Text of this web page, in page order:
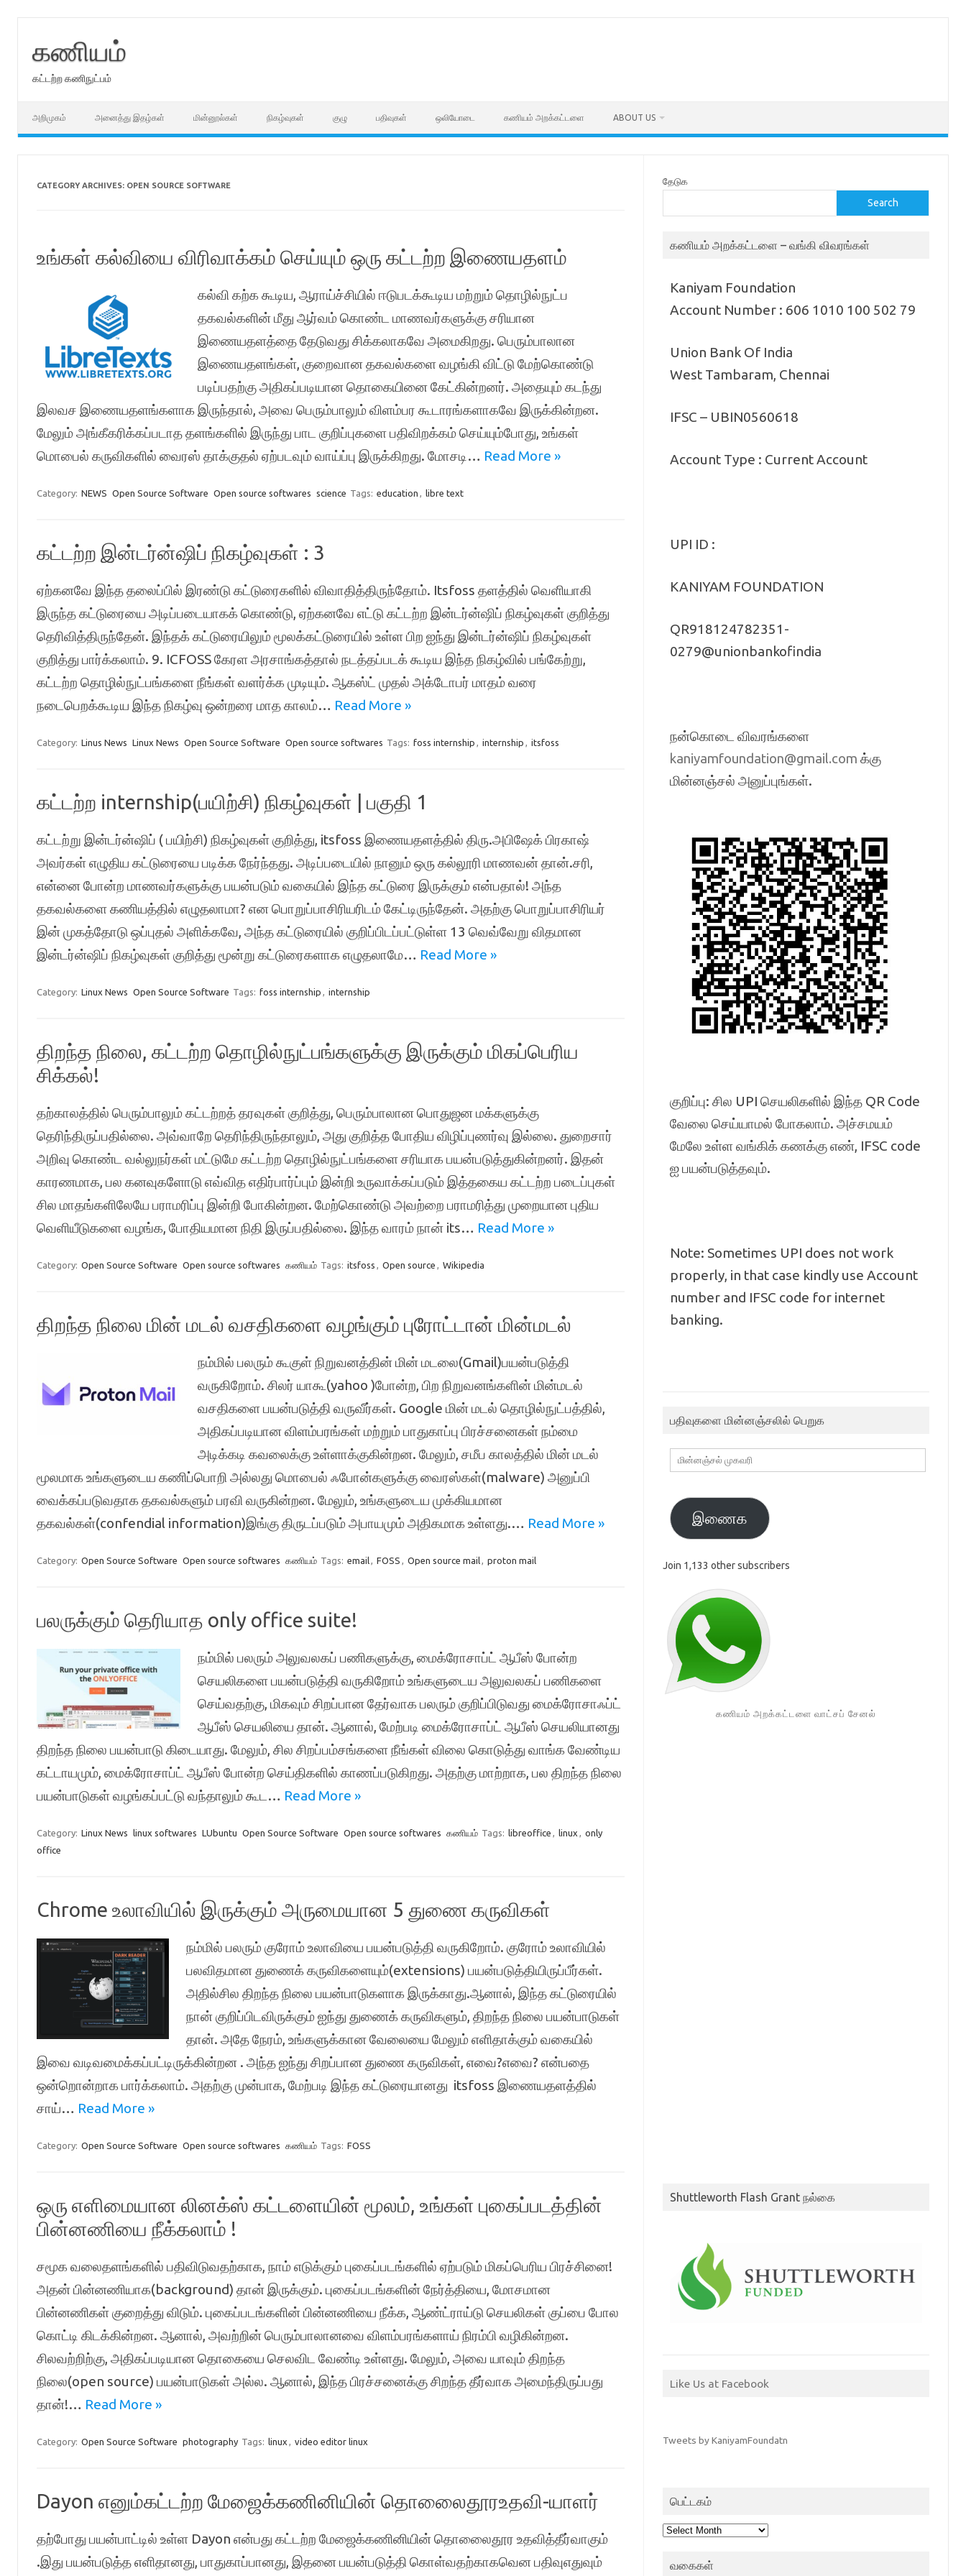
கணியம்
கட்டற்ற கணிநுட்பம்
அறிமுகம் அனைத்து இதழ்கள் மின்னூல்கள் நிகழ்வுகள் குழு பதிவுகள் ஒலியோடை கணியம் அறக்கட்டளை ABOUT US
CATEGORY ARCHIVES: OPEN SOURCE SOFTWARE
உங்கள் கல்வியை விரிவாக்கம் செய்யும் ஒரு கட்டற்ற இணையதளம்
கல்வி கற்க கூடிய, ஆராய்ச்சியில் ஈடுபடக்கூடிய மற்றும் தொழில்நுட்ப
தகவல்களின் மீது ஆர்வம் கொண்ட மாணவர்களுக்கு சரியான
இணையதளத்தை தேடுவது சிக்கலாகவே அமைகிறது. பெரும்பாலான
இணையதளங்கள், குறைவான தகவல்களை வழங்கி விட்டு மேற்கொண்டு
படிப்பதற்கு அதிகப்படியான தொகையினை கேட்கின்றனர். அதையும் கடந்து
இலவச இணையதளங்களாக இருந்தால், அவை பெரும்பாலும் விளம்பர கூடாரங்களாகவே இருக்கின்றன.
மேலும் அங்கீகரிக்கப்படாத தளங்களில் இருந்து பாட குறிப்புகளை பதிவிறக்கம் செய்யும்போது, உங்கள்
மொபைல் கருவிகளில் வைரஸ் தாக்குதல் ஏற்படவும் வாய்ப்பு இருக்கிறது. மோசடி… Read More »
Category: NEWS Open Source Software Open source softwares science Tags: education , libre text
கட்டற்ற இன்டர்ன்ஷிப் நிகழ்வுகள் : 3
ஏற்கனவே இந்த தலைப்பில் இரண்டு கட்டுரைகளில் விவாதித்திருந்தோம். Itsfoss தளத்தில் வெளியாகி
இருந்த கட்டுரையை அடிப்படையாகக் கொண்டு, ஏற்கனவே எட்டு கட்டற்ற இன்டர்ன்ஷிப் நிகழ்வுகள் குறித்து
தெரிவித்திருந்தேன். இந்தக் கட்டுரையிலும் மூலக்கட்டுரையில் உள்ள பிற ஐந்து இன்டர்ன்ஷிப் நிகழ்வுகள்
குறித்து பார்க்கலாம். 9. ICFOSS கேரள அரசாங்கத்தால் நடத்தப்படக் கூடிய இந்த நிகழ்வில் பங்கேற்று,
கட்டற்ற தொழில்நுட்பங்களை நீங்கள் வளர்க்க முடியும். ஆகஸ்ட் முதல் அக்டோபர் மாதம் வரை
நடைபெறக்கூடிய இந்த நிகழ்வு ஒன்றரை மாத காலம்… Read More »
Category: Linus News Linux News Open Source Software Open source softwares Tags: foss internship , internship , itsfoss
கட்டற்ற internship(பயிற்சி) நிகழ்வுகள் | பகுதி 1
கட்டற்று இன்டர்ன்ஷிப் ( பயிற்சி) நிகழ்வுகள் குறித்து, itsfoss இணையதளத்தில் திரு.அபிஷேக் பிரகாஷ்
அவர்கள் எழுதிய கட்டுரையை படிக்க நேர்ந்தது. அடிப்படையில் நானும் ஒரு கல்லூரி மாணவன் தான்.சரி,
என்னை போன்ற மாணவர்களுக்கு பயன்படும் வகையில் இந்த கட்டுரை இருக்கும் என்பதால்! அந்த
தகவல்களை கணியத்தில் எழுதலாமா? என பொறுப்பாசிரியரிடம் கேட்டிருந்தேன். அதற்கு பொறுப்பாசிரியர்
இன் முகத்தோடு ஒப்புதல் அளிக்கவே, அந்த கட்டுரையில் குறிப்பிடப்பட்டுள்ள 13 வெவ்வேறு விதமான
இன்டர்ன்ஷிப் நிகழ்வுகள் குறித்து மூன்று கட்டுரைகளாக எழுதலாமே… Read More »
Category: Linux News Open Source Software Tags: foss internship , internship
திறந்த நிலை, கட்டற்ற தொழில்நுட்பங்களுக்கு இருக்கும் மிகப்பெரிய
சிக்கல்!
தற்காலத்தில் பெரும்பாலும் கட்டற்றத் தரவுகள் குறித்து, பெரும்பாலான பொதுஜன மக்களுக்கு
தெரிந்திருப்பதில்லை. அவ்வாறே தெரிந்திருந்தாலும், அது குறித்த போதிய விழிப்புணர்வு இல்லை. துறைசார்
அறிவு கொண்ட வல்லுநர்கள் மட்டுமே கட்டற்ற தொழில்நுட்பங்களை சரியாக பயன்படுத்துகின்றனர். இதன்
காரணமாக, பல கனவுகளோடு எவ்வித எதிர்பார்ப்பும் இன்றி உருவாக்கப்படும் இத்தகைய கட்டற்ற படைப்புகள்
சில மாதங்களிலேயே பராமரிப்பு இன்றி போகின்றன. மேற்கொண்டு அவற்றை பராமரித்து முறையான புதிய
வெளியீடுகளை வழங்க, போதியமான நிதி இருப்பதில்லை. இந்த வாரம் நான் its… Read More »
Category: Open Source Software Open source softwares கணியம் Tags: itsfoss , Open source , Wikipedia
திறந்த நிலை மின் மடல் வசதிகளை வழங்கும் புரோட்டான் மின்மடல்
நம்மில் பலரும் கூகுள் நிறுவனத்தின் மின் மடலை(Gmail)பயன்படுத்தி
வருகிறோம். சிலர் யாகூ(yahoo )போன்ற, பிற நிறுவனங்களின் மின்மடல்
வசதிகளை பயன்படுத்தி வருவீர்கள். Google மின் மடல் தொழில்நுட்பத்தில்,
அதிகப்படியான விளம்பரங்கள் மற்றும் பாதுகாப்பு பிரச்சனைகள் நம்மை
அடிக்கடி கவலைக்கு உள்ளாக்குகின்றன. மேலும், சமீப காலத்தில் மின் மடல்
மூலமாக உங்களுடைய கணிப்பொறி அல்லது மொபைல் ஃபோன்களுக்கு வைரஸ்கள்(malware) அனுப்பி
வைக்கப்படுவதாக தகவல்களும் பரவி வருகின்றன. மேலும், உங்களுடைய முக்கியமான
தகவல்கள்(confendial information)இங்கு திருடப்படும் அபாயமும் அதிகமாக உள்ளது.… Read More »
Category: Open Source Software Open source softwares கணியம் Tags: email, FOSS , Open source mail, proton mail
பலருக்கும் தெரியாத only office suite!
நம்மில் பலரும் அலுவலகப் பணிகளுக்கு, மைக்ரோசாப்ட் ஆபீஸ் போன்ற
செயலிகளை பயன்படுத்தி வருகிறோம் உங்களுடைய அலுவலகப் பணிகளை
செய்வதற்கு, மிகவும் சிறப்பான தேர்வாக பலரும் குறிப்பிடுவது மைக்ரோசாஃப்ட்
ஆபீஸ் செயலியை தான். ஆனால், மேற்படி மைக்ரோசாப்ட் ஆபீஸ் செயலியானது
திறந்த நிலை பயன்பாடு கிடையாது. மேலும், சில சிறப்பம்சங்களை நீங்கள் விலை கொடுத்து வாங்க வேண்டிய
கட்டாயமும், மைக்ரோசாப்ட் ஆபீஸ் போன்ற செய்திகளில் காணப்படுகிறது. அதற்கு மாற்றாக, பல திறந்த நிலை
பயன்பாடுகள் வழங்கப்பட்டு வந்தாலும் கூட… Read More »
Category: Linux News linux softwares LUbuntu Open Source Software Open source softwares கணியம் Tags: libreoffice , linux , only
office
Chrome உலாவியில் இருக்கும் அருமையான 5 துணை கருவிகள்
நம்மில் பலரும் குரோம் உலாவியை பயன்படுத்தி வருகிறோம். குரோம் உலாவியில்
பலவிதமான துணைக் கருவிகளையும்(extensions) பயன்படுத்தியிருப்பீர்கள்.
அதில்சில திறந்த நிலை பயன்பாடுகளாக இருக்காது.ஆனால், இந்த கட்டுரையில்
நான் குறிப்பிடவிருக்கும் ஐந்து துணைக் கருவிகளும், திறந்த நிலை பயன்பாடுகள்
தான். அதே நேரம், உங்களுக்கான வேலையை மேலும் எளிதாக்கும் வகையில்
இவை வடிவமைக்கப்பட்டிருக்கின்றன . அந்த ஐந்து சிறப்பான துணை கருவிகள், எவை?எவை? என்பதை
ஒன்றொன்றாக பார்க்கலாம். அதற்கு முன்பாக, மேற்படி இந்த கட்டுரையானது itsfoss இணையதளத்தில்
சாய்… Read More »
Category: Open Source Software Open source softwares கணியம் Tags: FOSS
ஒரு எளிமையான லினக்ஸ் கட்டளையின் மூலம், உங்கள் புகைப்படத்தின்
பின்னணியை நீக்கலாம் !
சமூக வலைதளங்களில் பதிவிடுவதற்காக, நாம் எடுக்கும் புகைப்படங்களில் ஏற்படும் மிகப்பெரிய பிரச்சினை!
அதன் பின்னணியாக(background) தான் இருக்கும். புகைப்படங்களின் நேர்த்தியை, மோசமான
பின்னணிகள் குறைத்து விடும். புகைப்படங்களின் பின்னணியை நீக்க, ஆண்ட்ராய்டு செயலிகள் குப்பை போல
கொட்டி கிடக்கின்றன. ஆனால், அவற்றின் பெரும்பாலானவை விளம்பரங்களாய் நிரம்பி வழிகின்றன.
சிலவற்றிற்கு, அதிகப்படியான தொகையை செலவிட வேண்டி உள்ளது. மேலும், அவை யாவும் திறந்த
நிலை(open source) பயன்பாடுகள் அல்ல. ஆனால், இந்த பிரச்சனைக்கு சிறந்த தீர்வாக அமைந்திருப்பது
தான்!… Read More »
Category: Open Source Software photography Tags: linux , video editor linux
Dayon எனும்கட்டற்ற மேஜைக்கணினியின் தொலைைதூரஉதவி-யாளர்
தற்போது பயன்பாட்டில் உள்ள Dayon என்பது கட்டற்ற மேஜைக்கணினியின் தொலைைதூர உதவித்தீர்வாகும்
.இது பயன்படுத்த எளிதானது, பாதுகாப்பானது, இதனை பயன்படுத்தி கொள்வதற்காகவென பதிவுஎதுவும்
தேடுக
Search
கணியம் அறக்கட்டளை – வங்கி விவரங்கள்
Kaniyam Foundation
Account Number : 606 1010 100 502 79
Union Bank Of India
West Tambaram, Chennai
IFSC – UBIN0560618
Account Type : Current Account
UPI ID :
KANIYAM FOUNDATION
QR918124782351-
0279@unionbankofindia
நன்கொடை விவரங்களை
kaniyamfoundation@gmail.com க்கு
மின்னஞ்சல் அனுப்புங்கள்.
குறிப்பு: சில UPI செயலிகளில் இந்த QR Code
வேலை செய்யாமல் போகலாம். அச்சமயம்
மேலே உள்ள வங்கிக் கணக்கு எண், IFSC code
ஐ பயன்படுத்தவும்.
Note: Sometimes UPI does not work
properly, in that case kindly use Account
number and IFSC code for internet
banking.
பதிவுகளை மின்னஞ்சலில் பெறுக
மின்னஞ்சல்
முகவரி
இணைக
Join 1,133 other subscribers
கணியம் அறக்கட்டளை வாட்சப் சேனல்
Shuttleworth Flash Grant நல்கை
Like Us at Facebook
Tweets by KaniyamFoundatn
பெட்டகம்
பெட்டகம்
வகைகள்